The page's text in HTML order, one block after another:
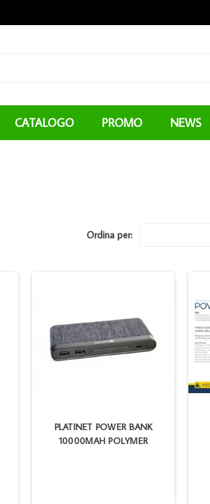
CATALOGO PROMO NEWS
Ordina per:
PLATINET POWER BANK
10000MAH POLYMER